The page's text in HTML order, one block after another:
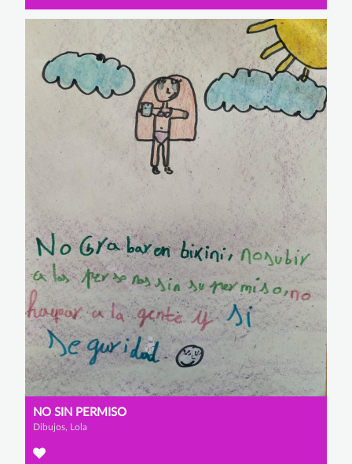
NO SIN PERMISO
Dibujos, Lola